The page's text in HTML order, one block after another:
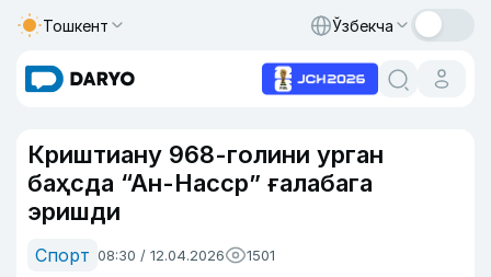
Тошкент Ўзбекча
Криштиану 968-голини урган
баҳсда “Ан-Насср” ғалабага
эришди
Спорт 08:30 / 12.04.2026 1501